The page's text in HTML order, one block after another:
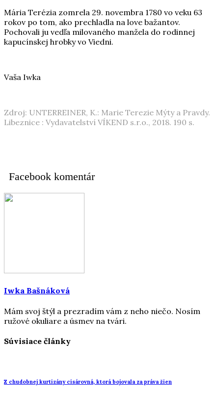
Mária Terézia zomrela 29. novembra 1780 vo veku 63
rokov po tom, ako prechladla na love bažantov.
Pochovali ju vedľa milovaného manžela do rodinnej
kapucínskej hrobky vo Viedni.
Vaša Iwka
Zdroj: UNTERREINER, K.: Marie Terezie Mýty a Pravdy.
Libeznice : Vydavatelství VÍKEND s.r.o., 2018. 190 s.
Facebook komentár
Iwka Bašnáková
Mám svoj štýl a prezradím vám z neho niečo. Nosím
ružové okuliare a úsmev na tvári.
Súvisiace články
Z chudobnej kurtizány cisárovná, ktorá bojovala za práva žien